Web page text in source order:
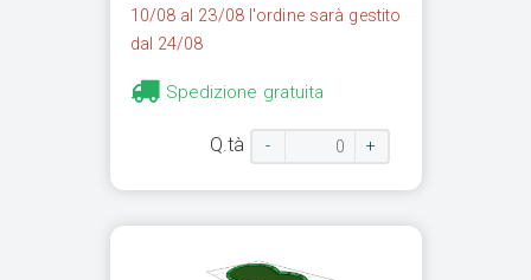
10/08 al 23/08 l'ordine sarà gestito
dal 24/08
Spedizione gratuita
Q.tà - +